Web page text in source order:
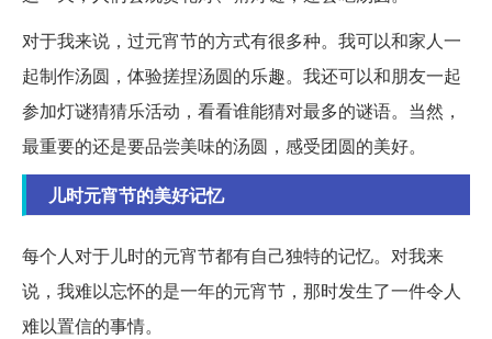
对于我来说，过元宵节的方式有很多种。我可以和家人一
起制作汤圆，体验搓捏汤圆的乐趣。我还可以和朋友一起
参加灯谜猜猜乐活动，看看谁能猜对最多的谜语。当然，
最重要的还是要品尝美味的汤圆，感受团圆的美好。
儿时元宵节的美好记忆
每个人对于儿时的元宵节都有自己独特的记忆。对我来
说，我难以忘怀的是一年的元宵节，那时发生了一件令人
难以置信的事情。